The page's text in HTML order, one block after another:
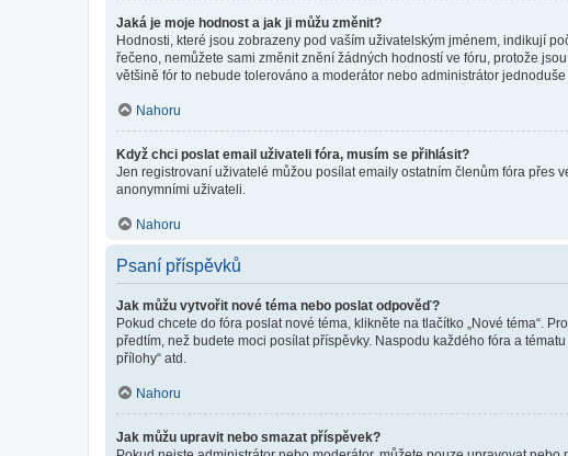
Jaká je moje hodnost a jak ji můžu změnit?
Hodnosti, které jsou zobrazeny pod vaším uživatelským jménem, indikují
řečeno, nemůžete sami změnit znění žádných hodností ve fóru, protože
většině fór to nebude tolerováno a moderátor nebo administrátor
Nahoru
Když chci poslat email uživateli fóra, musím se přihlásit?
Jen registrovaní uživatelé můžou posílat emaily ostatním členům fóra přes
anonymními uživateli.
Nahoru
Psaní příspěvků
Jak můžu vytvořit nové téma nebo poslat odpověď?
Pokud chcete do fóra poslat nové téma, klikněte na tlačítko „Nové téma“.
předtím, než budete moci posílat příspěvky. Naspodu každého fóra a
přílohy“ atd.
Nahoru
Jak můžu upravit nebo smazat příspěvek?